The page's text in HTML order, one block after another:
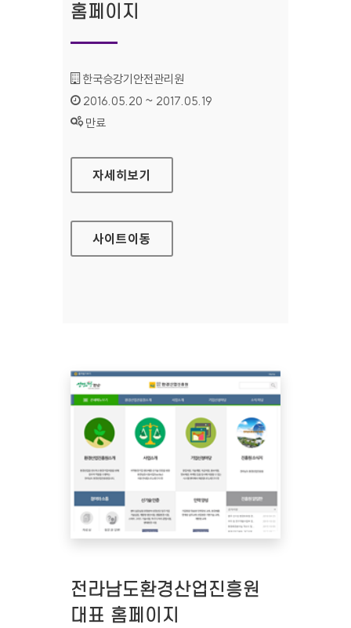
홈페이지
기관명 :
한국승강기안전관리원
인증기간 :
2016.05.20 ~ 2017.05.19
상태 :
만료
승강기교육센터 대표 홈페이지
자세히보기
사이트이동
전라남도환경산업진흥원
대표 홈페이지